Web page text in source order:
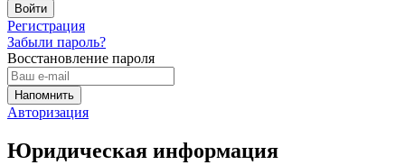
Регистрация
Забыли пароль?
Восстановление пароля
Авторизация
Юридическая информация